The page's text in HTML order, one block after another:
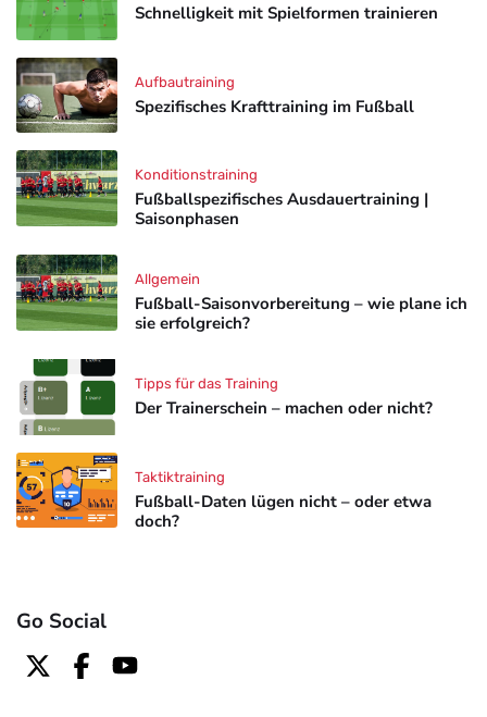
Schnelligkeit mit Spielformen trainieren
Spezifisches Krafttraining im Fußball
Aufbautraining
Fußballspezifisches Ausdauertraining |
Saisonphasen
Konditionstraining
Fußball-Saisonvorbereitung – wie plane ich
sie erfolgreich?
Allgemein
Der Trainerschein – machen oder nicht?
Tipps für das Training
Fußball-Daten lügen nicht – oder etwa
doch?
Taktiktraining
Go Social